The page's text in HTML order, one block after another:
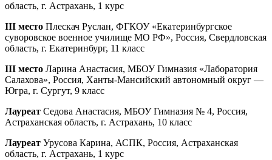
область, г. Астрахань, 1 курс
III место Плескач Руслан, ФГКОУ «Екатеринбургское
суворовское военное училище МО РФ», Россия, Свердловская
область, г. Екатеринбург, 11 класс
III место Ларина Анастасия, МБОУ Гимназия «Лаборатория
Салахова», Россия, Ханты-Мансийский автономный округ —
Югра, г. Сургут, 9 класс
Лауреат Седова Анастасия, МБОУ Гимназия № 4, Россия,
Астраханская область, г. Астрахань, 10 класс
Лауреат Урусова Карина, АСПК, Россия, Астраханская
область, г. Астрахань, 1 курс